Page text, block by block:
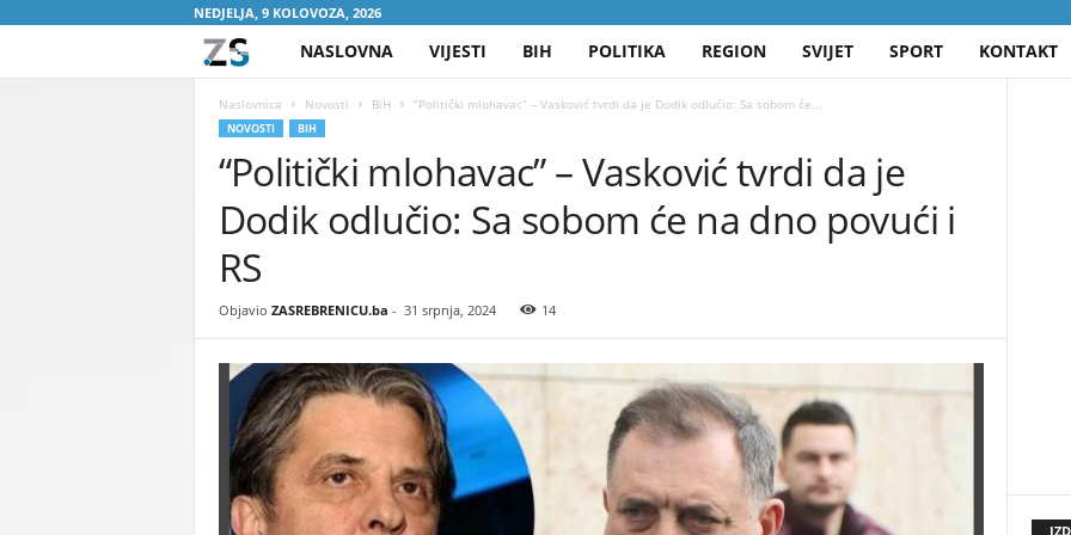
NEDJELJA, 9 KOLOVOZA, 2026
A
S
R
B
R
E
N
NASLOVNA VIJESTI BIH POLITIKA REGION SVIJET SPORT KONTAKT
Naslovnica Novosti BiH “Politički mlohavac” – Vasković tvrdi da je Dodik odlučio: Sa sobom će...
NOVOSTI BIH
“Politički mlohavac” – Vasković tvrdi da je
Dodik odlučio: Sa sobom će na dno povući i
RS
Objavio ZASREBRENICU.ba - 31 srpnja, 2024 14